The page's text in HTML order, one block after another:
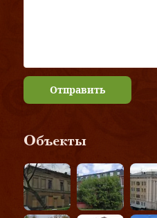
Отправить
Объекты